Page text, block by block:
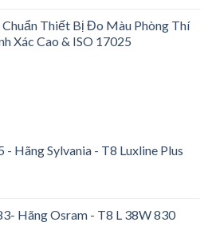
Thiết Bị Đo Màu Phòng Thí
Xác Cao & ISO 17025
- Hãng Sylvania - T8 Luxline Plus
Hãng Osram - T8 L 38W 830